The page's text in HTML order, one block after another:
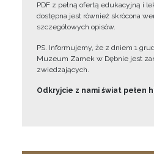
PDF z pełną ofertą edukacyjną i
dostępna jest również skrócona
szczegółowych opisów.
PS. Informujemy, że z dniem 1
Muzeum Zamek w Dębnie jest
zwiedzających.
Odkryjcie z nami świat pełen